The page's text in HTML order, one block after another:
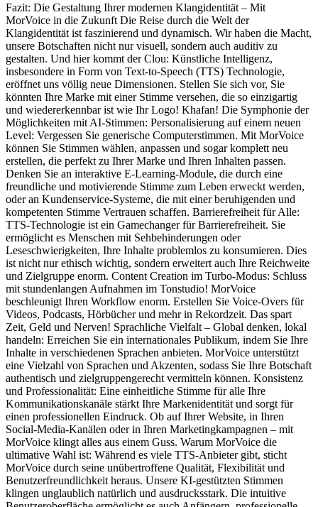
Fazit: Die Gestaltung Ihrer modernen Klangidentität – Mit
MorVoice in die Zukunft Die Reise durch die Welt der
Klangidentität ist faszinierend und dynamisch. Wir haben die Macht,
unsere Botschaften nicht nur visuell, sondern auch auditiv zu
gestalten. Und hier kommt der Clou: Künstliche Intelligenz,
insbesondere in Form von Text-to-Speech (TTS) Technologie,
eröffnet uns völlig neue Dimensionen. Stellen Sie sich vor, Sie
könnten Ihre Marke mit einer Stimme versehen, die so einzigartig
und wiedererkennbar ist wie Ihr Logo! Khafan! Die Symphonie der
Möglichkeiten mit AI-Stimmen: Personalisierung auf einem neuen
Level: Vergessen Sie generische Computerstimmen. Mit MorVoice
können Sie Stimmen wählen, anpassen und sogar komplett neu
erstellen, die perfekt zu Ihrer Marke und Ihren Inhalten passen.
Denken Sie an interaktive E-Learning-Module, die durch eine
freundliche und motivierende Stimme zum Leben erweckt werden,
oder an Kundenservice-Systeme, die mit einer beruhigenden und
kompetenten Stimme Vertrauen schaffen. Barrierefreiheit für Alle:
TTS-Technologie ist ein Gamechanger für Barrierefreiheit. Sie
ermöglicht es Menschen mit Sehbehinderungen oder
Leseschwierigkeiten, Ihre Inhalte problemlos zu konsumieren. Dies
ist nicht nur ethisch wichtig, sondern erweitert auch Ihre Reichweite
und Zielgruppe enorm. Content Creation im Turbo-Modus: Schluss
mit stundenlangen Aufnahmen im Tonstudio! MorVoice
beschleunigt Ihren Workflow enorm. Erstellen Sie Voice-Overs für
Videos, Podcasts, Hörbücher und mehr in Rekordzeit. Das spart
Zeit, Geld und Nerven! Sprachliche Vielfalt – Global denken, lokal
handeln: Erreichen Sie ein internationales Publikum, indem Sie Ihre
Inhalte in verschiedenen Sprachen anbieten. MorVoice unterstützt
eine Vielzahl von Sprachen und Akzenten, sodass Sie Ihre Botschaft
authentisch und zielgruppengerecht vermitteln können. Konsistenz
und Professionalität: Eine einheitliche Stimme für alle Ihre
Kommunikationskanäle stärkt Ihre Markenidentität und sorgt für
einen professionellen Eindruck. Ob auf Ihrer Website, in Ihren
Social-Media-Kanälen oder in Ihren Marketingkampagnen – mit
MorVoice klingt alles aus einem Guss. Warum MorVoice die
ultimative Wahl ist: Während es viele TTS-Anbieter gibt, sticht
MorVoice durch seine unübertroffene Qualität, Flexibilität und
Benutzerfreundlichkeit heraus. Unsere KI-gestützten Stimmen
klingen unglaublich natürlich und ausdrucksstark. Die intuitive